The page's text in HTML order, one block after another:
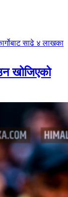
खोजिएको